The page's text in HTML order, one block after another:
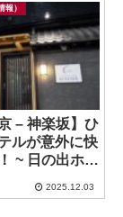
）
– 神楽坂】ひ
ルが意外に快
~ 日の出ホテ
2025.12.03